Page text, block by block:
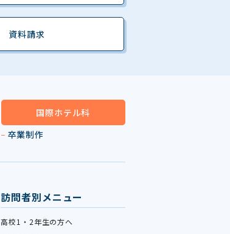
資料請求
国際ホテル科
卒業制作
訪問者別メニュー
高校1・2年生の方へ